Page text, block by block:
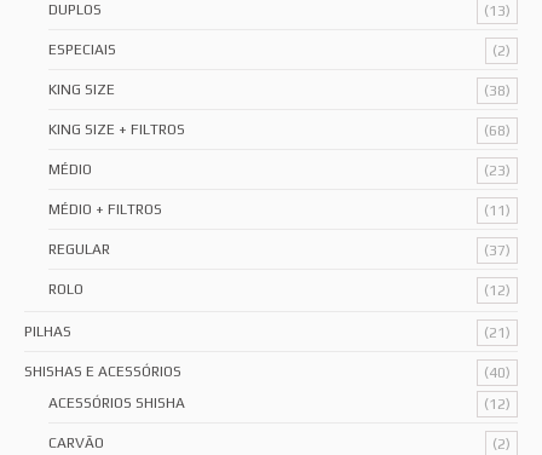
DUPLOS (13)
ESPECIAIS (2)
KING SIZE (38)
KING SIZE + FILTROS (68)
MÉDIO (23)
MÉDIO + FILTROS (11)
REGULAR (37)
ROLO (12)
PILHAS (21)
SHISHAS E ACESSÓRIOS
(40)
ACESSÓRIOS SHISHA
(12)
CARVÃO (2)